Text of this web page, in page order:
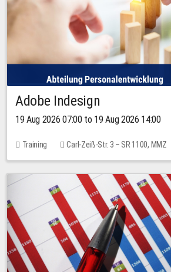
Adobe Indesign
19 Aug 2026 07:00 to 19 Aug 2026 14:00
Training Carl-Zeiß-Str. 3 – SR 1100, MMZ